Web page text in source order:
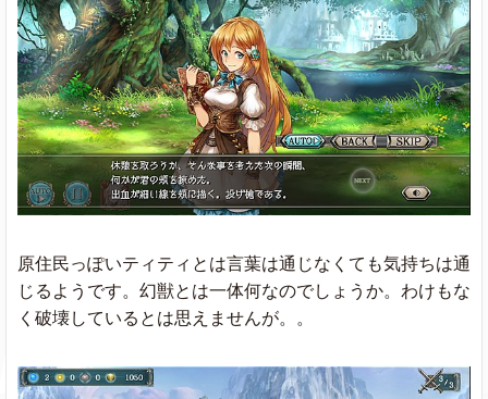
原住民っぽいティティとは言葉は通じなくても気持ちは通
じるようです。幻獣とは一体何なのでしょうか。わけもな
く破壊しているとは思えませんが。。